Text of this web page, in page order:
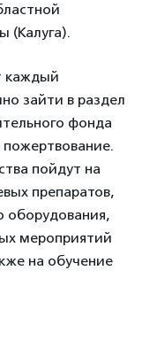
(Калуга).
каждый
зайти в раздел
фонда
пойдут на
препаратов,
оборудования,
мероприятий
на обучение